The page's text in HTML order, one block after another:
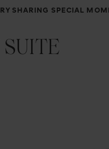
SHARING SPECIAL